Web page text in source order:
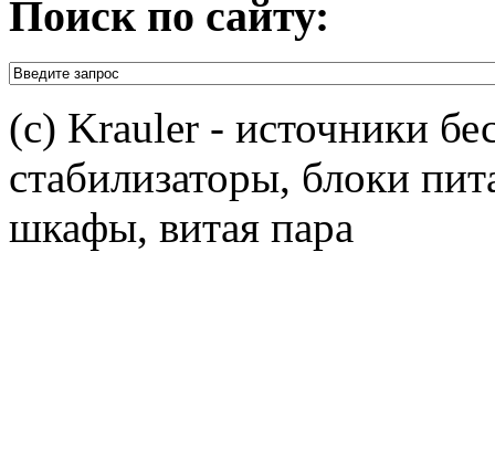
Поиск по сайту:
(c) Krauler - источники
стабилизаторы, блоки
шкафы, витая пара